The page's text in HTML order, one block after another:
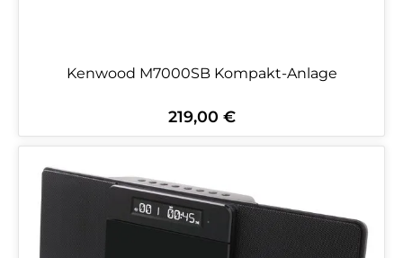
Kenwood M7000SB Kompakt-Anlage
Regulärer Preis:
219,00 €